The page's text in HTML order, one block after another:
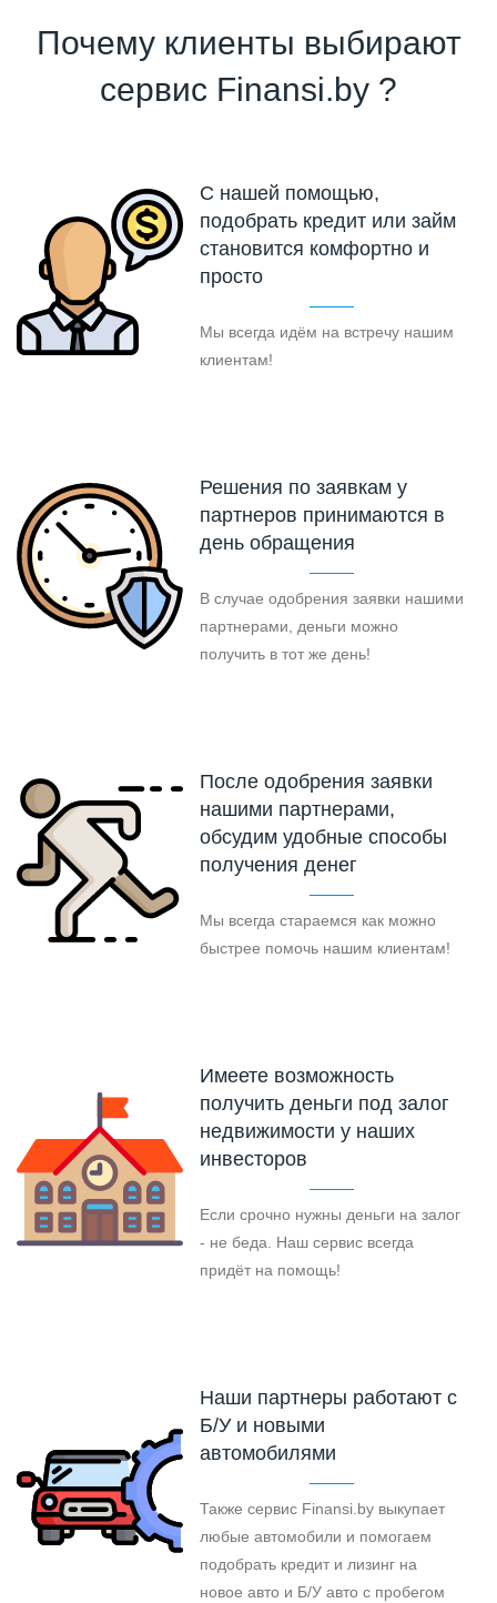
Почему клиенты выбирают
сервис Finansi.by ?
С нашей помощью,
подобрать кредит или займ
становится комфортно и
просто
Мы всегда идём на встречу нашим
клиентам!
Решения по заявкам у
партнеров принимаются в
день обращения
В случае одобрения заявки нашими
партнерами, деньги можно
получить в тот же день!
После одобрения заявки
нашими партнерами,
обсудим удобные способы
получения денег
Мы всегда стараемся как можно
быстрее помочь нашим клиентам!
Имеете возможность
получить деньги под залог
недвижимости у наших
инвесторов
Если срочно нужны деньги на залог
- не беда. Наш сервис всегда
придёт на помощь!
Наши партнеры работают с
Б/У и новыми
автомобилями
Также сервис Finansi.by выкупает
любые автомобили и помогаем
подобрать кредит и лизинг на
новое авто и Б/У авто с пробегом